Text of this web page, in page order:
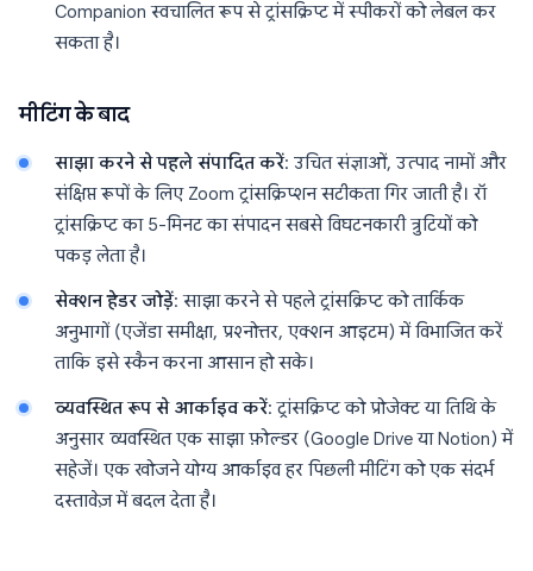
Companion स्वचालित रूप से ट्रांसक्रिप्ट में स्पीकरों को लेबल कर
सकता है।
मीटिंग के बाद
साझा करने से पहले संपादित करें: उचित संज्ञाओं, उत्पाद नामों और
संक्षिप्त रूपों के लिए Zoom ट्रांसक्रिप्शन सटीकता गिर जाती है। रॉ
ट्रांसक्रिप्ट का 5-मिनट का संपादन सबसे विघटनकारी त्रुटियों को
पकड़ लेता है।
सेक्शन हेडर जोड़ें: साझा करने से पहले ट्रांसक्रिप्ट को तार्किक
अनुभागों (एजेंडा समीक्षा, प्रश्नोत्तर, एक्शन आइटम) में विभाजित करें
ताकि इसे स्कैन करना आसान हो सके।
व्यवस्थित रूप से आर्काइव करें: ट्रांसक्रिप्ट को प्रोजेक्ट या तिथि के
अनुसार व्यवस्थित एक साझा फ़ोल्डर (Google Drive या Notion) में
सहेजें। एक खोजने योग्य आर्काइव हर पिछली मीटिंग को एक संदर्भ
दस्तावेज़ में बदल देता है।